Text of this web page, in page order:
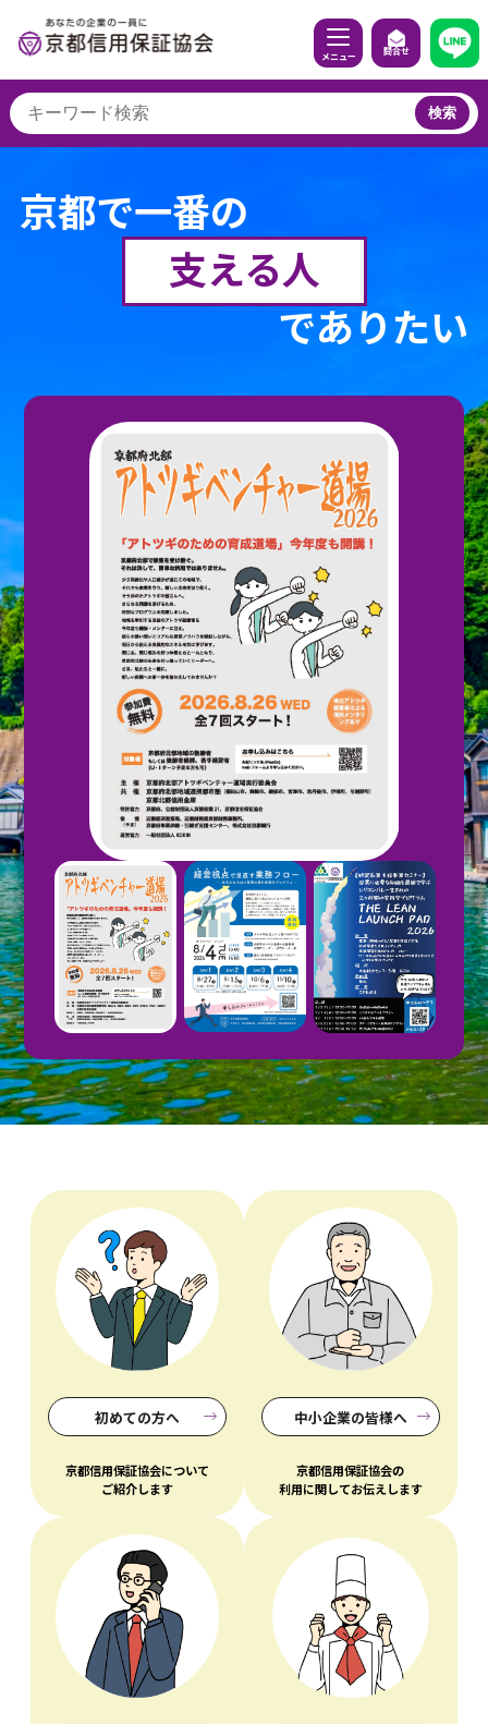
検索
京都で一番の
支える人
でありたい
初めての方へ
京都信用保証協会について
ご紹介します
中小企業の皆様へ
京都信用保証協会の
利用に関してお伝えします
メニュー
問合せ